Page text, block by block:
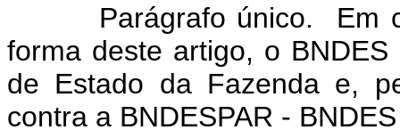
Parágrafo único. Em
forma deste artigo, o
de Estado da Fazenda e,
contra a BNDESPAR -